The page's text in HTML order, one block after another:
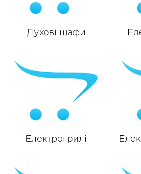
Духові шафи
Електрогрилі